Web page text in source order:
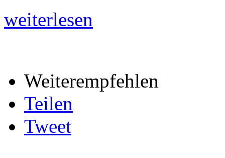
weiterlesen
Weiterempfehlen
Teilen
Tweet